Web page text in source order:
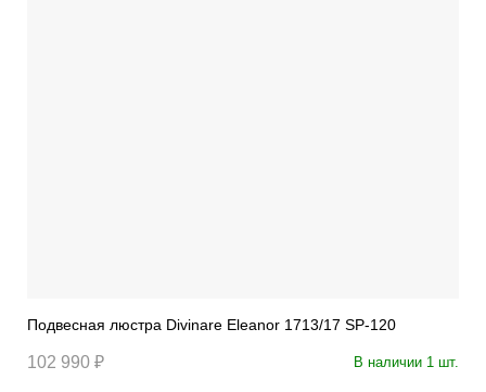
Подвесная люстра Divinare Eleanor 1713/17 SP-120
102 990 ₽ В наличии 1 шт.